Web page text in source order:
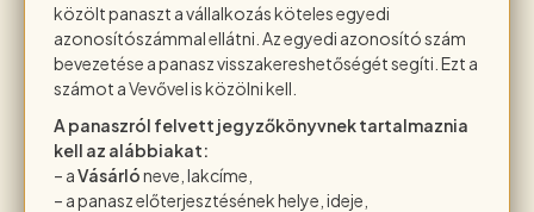
közölt panaszt a vállalkozás köteles egyedi
azonosítószámmal ellátni. Az egyedi azonosító szám
bevezetése a panasz visszakereshetőségét segíti. Ezt a
számot a Vevővel is közölni kell.
A panaszról felvett jegyzőkönyvnektartalmaznia
kell az alábbiakat:
– aVásárlóneve, lakcíme,
– a panasz előterjesztésének helye, ideje,